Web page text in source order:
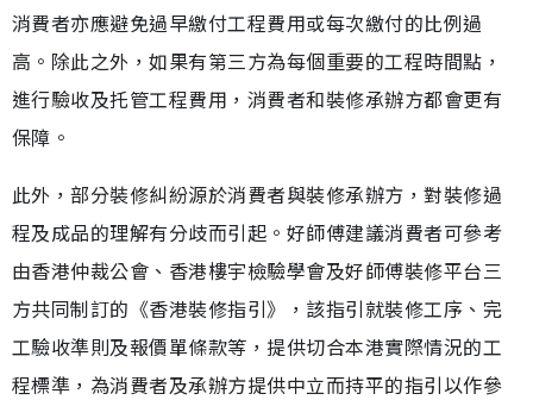
消費者亦應避免過早繳付工程費用或每次繳付的比例過
高。除此之外，如果有第三方為每個重要的工程時間點，
進行驗收及托管工程費用，消費者和裝修承辦方都會更有
保障。
此外，部分裝修糾紛源於消費者與裝修承辦方，對裝修過
程及成品的理解有分歧而引起。好師傅建議消費者可參考
由香港仲裁公會、香港樓宇檢驗學會及好師傅裝修平台三
方共同制訂的《香港裝修指引》，該指引就裝修工序、完
工驗收準則及報價單條款等，提供切合本港實際情況的工
程標準，為消費者及承辦方提供中立而持平的指引以作參